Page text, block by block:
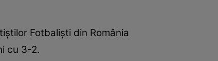
Fotbalişti din România
cu 3-2.